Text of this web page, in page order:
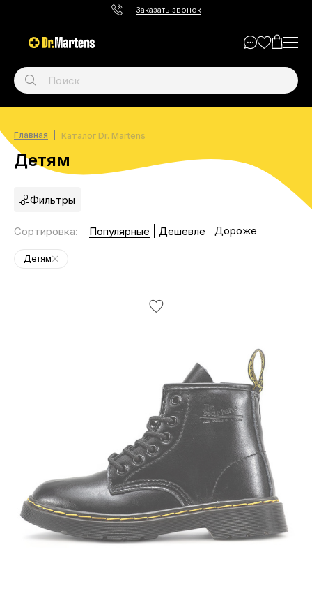
Заказать звонок
Главная Каталог Dr. Martens
Детям
Фильтры
Сортировка: Популярные Дешевле Дороже
Детям